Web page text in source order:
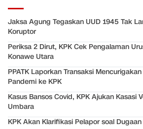
Jaksa Agung Tegaskan UUD 1945 Tak
Koruptor
Periksa 2 Dirut, KPK Cek Pengalaman
Konawe Utara
PPATK Laporkan Transaksi
Pandemi ke KPK
Kasus Bansos Covid, KPK Ajukan Kasasi
Umbara
KPK Akan Klarifikasi Pelapor soal